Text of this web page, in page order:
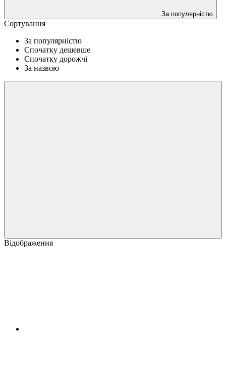
За популярністю
Сортування
За популярністю
Спочатку дешевше
Спочатку дорожчі
За назвою
Відображення